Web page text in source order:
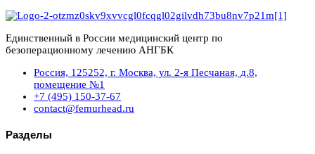
Единственный в России медицинский центр по
безоперационному лечению АНГБК
Россия, 125252, г. Москва, ул. 2-я Песчаная, д.8,
помещение №1
+7 (495) 150-37-67
contact@femurhead.ru
Разделы